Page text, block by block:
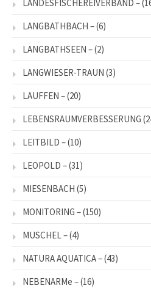
LANDESFISCHEREIVERBAND –
LANGBATHBACH –(6)
LANGBATHSEEN –(2)
LANGWIESER-TRAUN (3)
LAUFFEN –(20)
LEBENSRAUMVERBESSERUNG
LEITBILD –(10)
LEOPOLD –(31)
MIESENBACH (5)
MONITORING –(150)
MUSCHEL –(4)
NATURA AQUATICA –(43)
NEBENARMe –(16)